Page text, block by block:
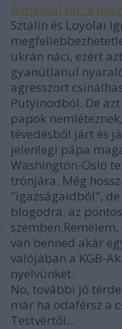
@maxval birca
Sztálin és Loyolai
ukrán náci, ezért
gyanútlanul
agresszort
Putyinodból. De
papok
tévedésből járt és
jelenlegi pápa
Washington-Oslo
trónjára. Még
"igazságaidból",
blogodra, az
van benned akár
valójában a KGB-
nyelvünket.
No, további jó
már ha odaférsz a
Testvértől...